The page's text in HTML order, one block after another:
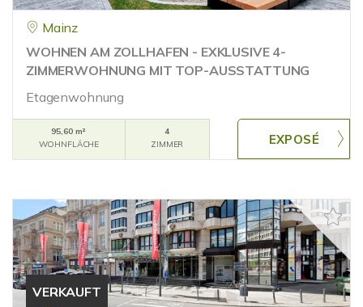
Mainz
WOHNEN AM ZOLLHAFEN - EXKLUSIVE 4-
ZIMMERWOHNUNG MIT TOP-AUSSTATTUNG
Etagenwohnung
95,60 m²
WOHNFLÄCHE
4
ZIMMER
VERKAUFT